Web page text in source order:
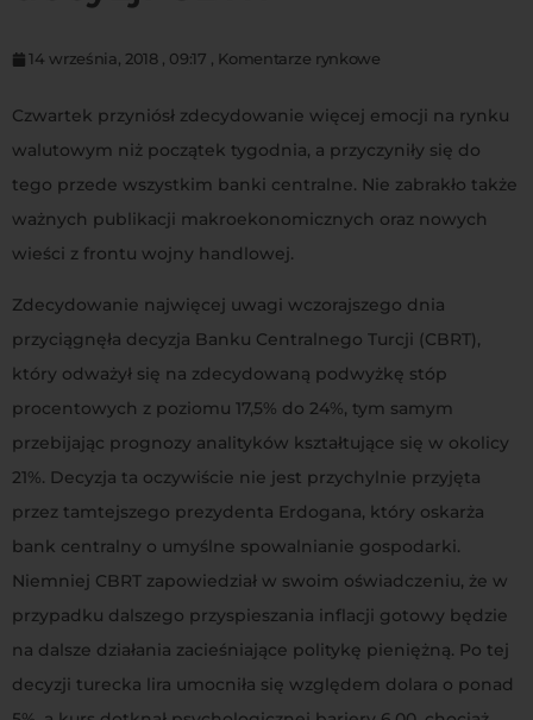
14 września, 2018 09:17 Komentarze rynkowe
Czwartek przyniósł zdecydowanie więcej emocji na rynku
walutowym niż początek tygodnia, a przyczyniły się do
tego przede wszystkim banki centralne. Nie zabrakło także
ważnych publikacji makroekonomicznych oraz nowych
wieści z frontu wojny handlowej.
Zdecydowanie najwięcej uwagi wczorajszego dnia
przyciągnęła decyzja Banku Centralnego Turcji (CBRT),
który odważył się na zdecydowaną podwyżkę stóp
procentowych z poziomu 17,5% do 24%, tym samym
przebijając prognozy analityków kształtujące się w okolicy
21%. Decyzja ta oczywiście nie jest przychylnie przyjęta
przez tamtejszego prezydenta Erdogana, który oskarża
bank centralny o umyślne spowalnianie gospodarki.
Niemniej CBRT zapowiedział w swoim oświadczeniu, że w
przypadku dalszego przyspieszania inflacji gotowy będzie
na dalsze działania zacieśniające politykę pieniężną. Po tej
decyzji turecka lira umocniła się względem dolara o ponad